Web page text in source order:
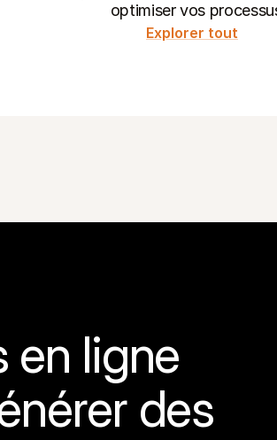
optimiser vos
Explorer tout
en ligne
des